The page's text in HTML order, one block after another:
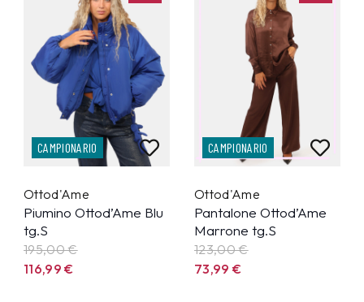
CAMPIONARIO
Ottod'Ame
Piumino Ottod’Ame Blu
tg.S
195,00 €
116,99€
CAMPIONARIO
Ottod'Ame
Pantalone Ottod’Ame
Marrone tg.S
123,00 €
73,99€